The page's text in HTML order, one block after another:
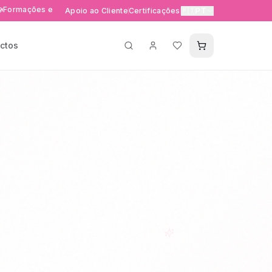
e eventos exclusivos Entrega rápida 24-48h em
Apoio ao ClienteCertificações🇵🇹